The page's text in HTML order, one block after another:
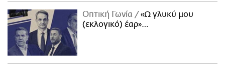
Οπτική Γωνία
«Ω γλυκύ μου
(εκλογικό) έαρ»…